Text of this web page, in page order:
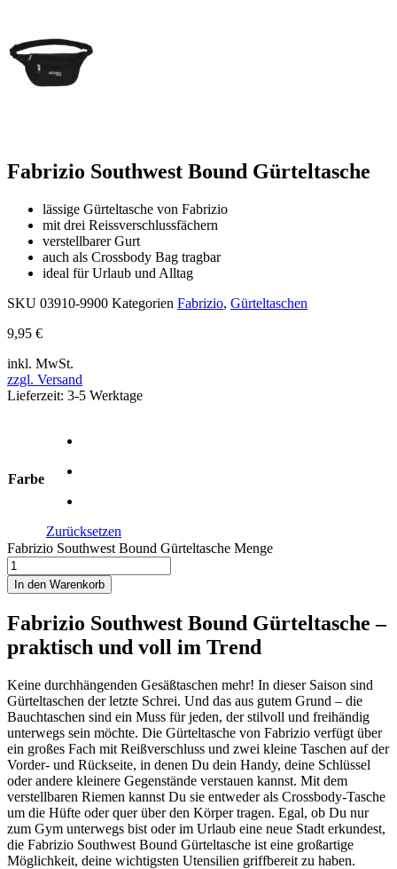
Fabrizio Southwest Bound Gürteltasche
lässige Gürteltasche von Fabrizio
mit drei Reissverschlussfächern
verstellbarer Gurt
auch als Crossbody Bag tragbar
ideal für Urlaub und Alltag
SKU 03910-9900 Kategorien Fabrizio, Gürteltaschen
9,95 €
inkl. MwSt.
zzgl. Versand
Lieferzeit: 3-5 Werktage
Farbe
Zurücksetzen
Fabrizio Southwest Bound Gürteltasche Menge
In den Warenkorb
Fabrizio Southwest Bound Gürteltasche –
praktisch und voll im Trend
Keine durchhängenden Gesäßtaschen mehr! In dieser Saison sind
Gürteltaschen der letzte Schrei. Und das aus gutem Grund – die
Bauchtaschen sind ein Muss für jeden, der stilvoll und freihändig
unterwegs sein möchte. Die Gürteltasche von Fabrizio verfügt über
ein großes Fach mit Reißverschluss und zwei kleine Taschen auf der
Vorder- und Rückseite, in denen Du dein Handy, deine Schlüssel
oder andere kleinere Gegenstände verstauen kannst. Mit dem
verstellbaren Riemen kannst Du sie entweder als Crossbody-Tasche
um die Hüfte oder quer über den Körper tragen. Egal, ob Du nur
zum Gym unterwegs bist oder im Urlaub eine neue Stadt erkundest,
die Fabrizio Southwest Bound Gürteltasche ist eine großartige
Möglichkeit, deine wichtigsten Utensilien griffbereit zu haben.